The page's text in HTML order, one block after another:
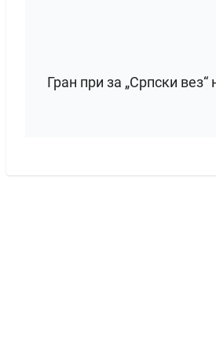
Гран при за „Српски